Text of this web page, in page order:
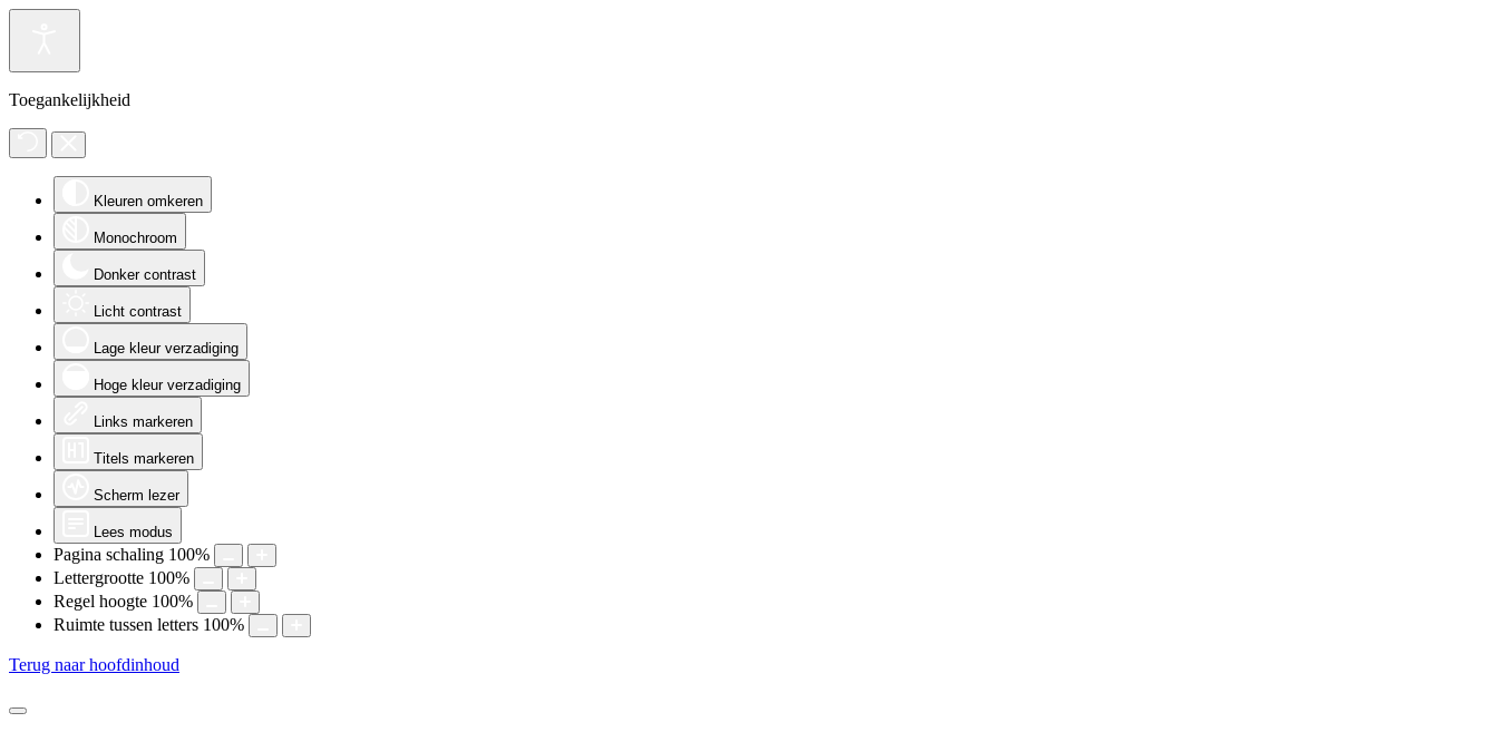
Toegankelijkheid
Kleuren omkeren
Monochroom
Donker contrast
Licht contrast
Lage kleur verzadiging
Hoge kleur verzadiging
Links markeren
Titels markeren
Scherm lezer
Lees modus
Pagina schaling 100%
Lettergrootte 100%
Regel hoogte 100%
Ruimte tussen letters 100%
Terug naar hoofdinhoud